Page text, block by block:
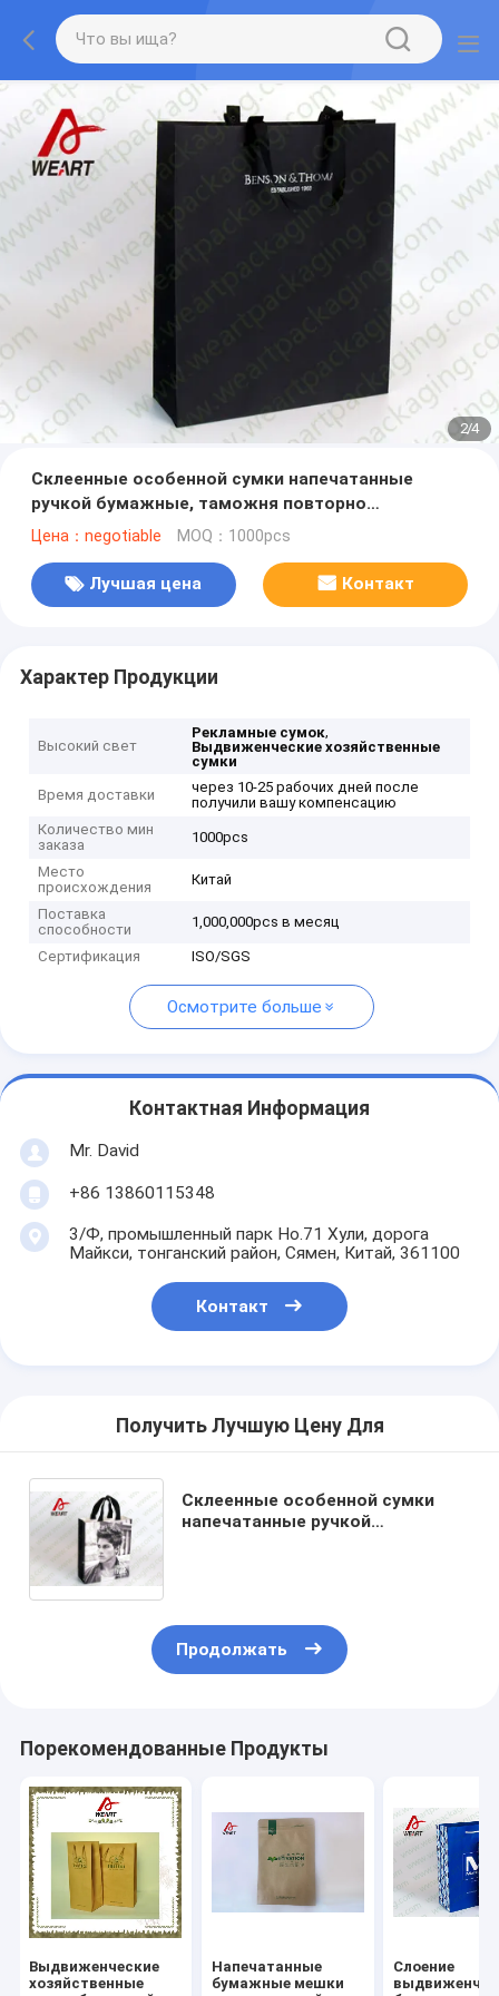
3/4
Склеенные особенной сумки напечатанные
ручкой бумажные, таможня повторно
использовали хозяйственные сумки для
Цена：negotiable MOQ：1000pcs
Лучшая цена Контакт
Характер Продукции
Высокий свет
Рекламные сумок,
Выдвиженческие хозяйственные
сумки
Время доставки
через 10-25 рабочих дней после
получили вашу компенсацию
Количество мин
заказа
1000pcs
Место
происхождения
Китай
Поставка
способности
1,000,000pcs в месяц
Сертификация ISO/SGS
Осмотрите больше
Контактная Информация
Mr. David
+86 13860115348
3/Ф, промышленный парк Но.71 Хули, дорога
Майкси, тонганский район, Сямен, Китай, 361100
Контакт
Получить Лучшую Цену Для
Склеенные особенной сумки
напечатанные ручкой
Продолжать
Порекомендованные Продукты
Выдвиженческие
хозяйственные
Напечатанные
бумажные мешки
Слоение